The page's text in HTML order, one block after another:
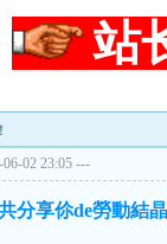
站
02 23:05 ---
分享伱de勞動結